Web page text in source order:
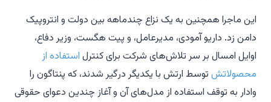
این ماجرا همچنین به یک نزاع چندماهه بین دولت و انتروپیک
دامن زد. داریو آمودی، مدیرعامل، و پیت هگست، وزیر دفاع،
اوایل امسال بر سر تلاش‌های شرکت برای کنترل استفاده از
محصولاتش توسط ارتش با یکدیگر درگیر شدند، که پنتاگون را
وادار به توقف استفاده از مدل‌های آن و آغاز چندین دعوای حقوقی